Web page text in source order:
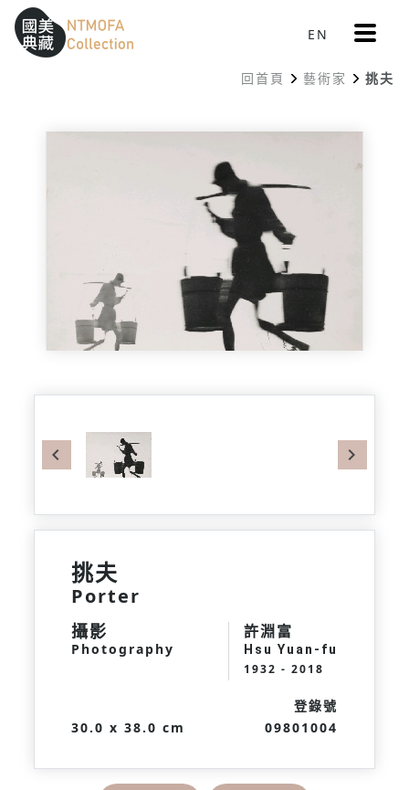
跳到中間主要內容區
網站導覽
::: EN 更
多
單
回首頁 藝術家 挑夫
Previous
挑夫
Porter
攝影
Photography
許淵富
Hsu Yuan-fu
1932 - 2018
30.0 x 38.0 cm
登錄號
09801004